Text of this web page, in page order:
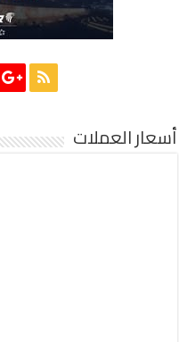
أسعار العملات